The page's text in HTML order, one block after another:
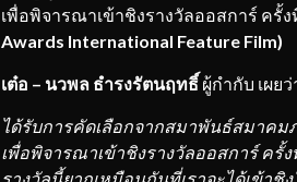
เพื่อพิจารณาเข้าชิงรางวัลออสการ์ ครั้
Awards International Feature Film)
เต๋อ – นวพล ธำรงรัตนฤทธิ์ผู้กำกับ เผยว่
ได้รับการคัดเลือกจากสมาพันธ์สมาคม
เพื่อพิจารณาเข้าชิงรางวัลออสการครั้